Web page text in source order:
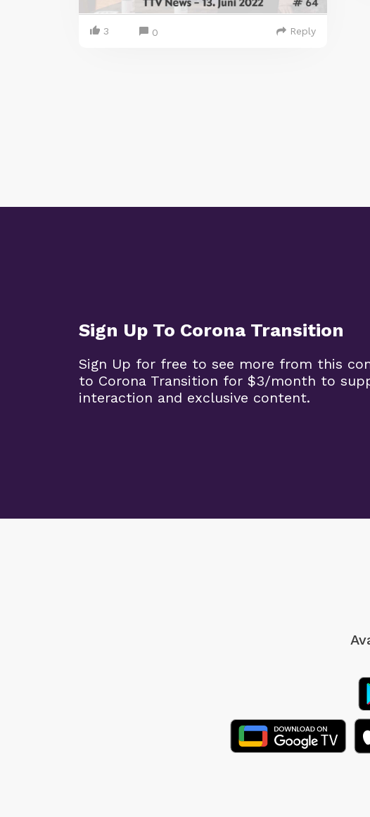
3 0 Reply
Sign Up To Corona Transition
Sign Up for free to see more from this
to Corona Transition for $3/month to
interaction and exclusive content.